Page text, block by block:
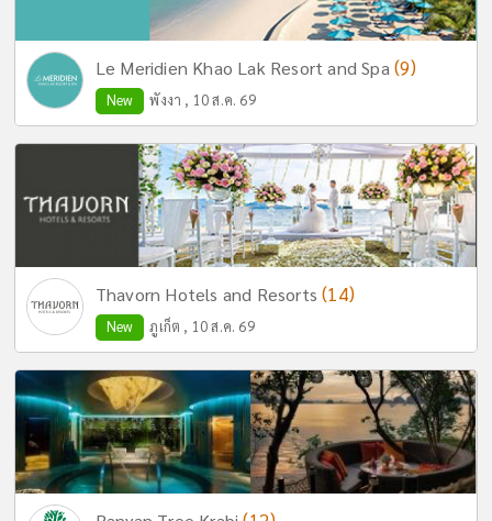
Le Meridien Khao Lak Resort and Spa (9)
New พังงา , 10 ส.ค. 69
Thavorn Hotels and Resorts(14)
New ภูเก็ต , 10 ส.ค. 69